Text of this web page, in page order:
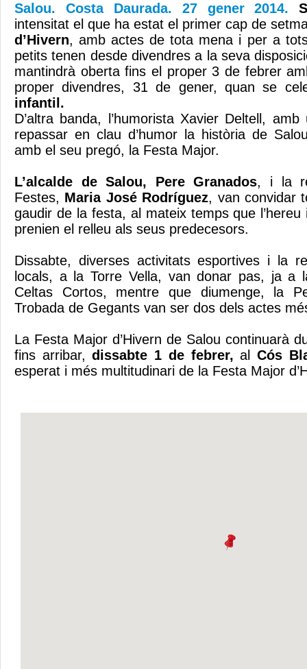
Salou. Costa Daurada. 27 gener 2014.
intensitat el que ha estat el primer cap de
d’Hivern, amb actes de tota mena i per a
petits tenen desde divendres a la seva
mantindrà oberta fins el proper 3 de febrer
proper divendres, 31 de gener, quan se
infantil.
D’altra banda, l’humorista Xavier Deltell,
repassar en clau d’humor la història de
amb el seu pregó, la Festa Major.
L’alcalde de Salou, Pere Granados, i la
Festes, Maria José Rodríguez, van convidar
gaudir de la festa, al mateix temps que
prenien el relleu als seus predecesors.
Dissabte, diverses activitats esportives i la
locals, a la Torre Vella, van donar pas, ja a
Celtas Cortos, mentre que diumenge, la
Trobada de Gegants van ser dos dels actes
La Festa Major d’Hivern de Salou continuarà
fins arribar,dissabte 1 de febrer, alCós
esperat i més multitudinari de la Festa Major